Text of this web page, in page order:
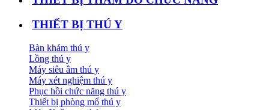
THIẾT BỊ THÚ Y
Bàn khám thú y
Lồng thú y
Máy siêu âm thú y
Máy xét nghiệm thú y
Phục hồi chức năng thú y
Thiết bị phòng mổ thú y